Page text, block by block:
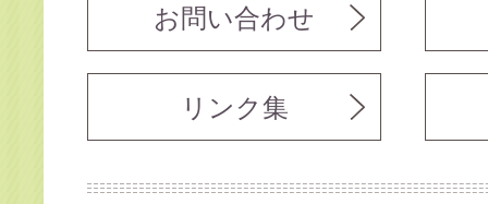
お問い合わせ
リンク集